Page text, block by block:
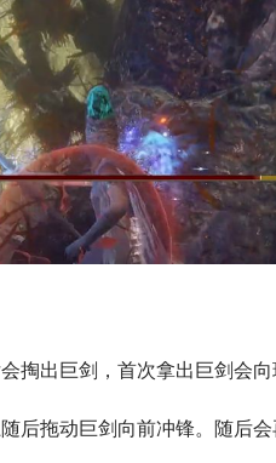
掏出巨剑，首次拿出巨剑会向
后拖动巨剑向前冲锋。随后会